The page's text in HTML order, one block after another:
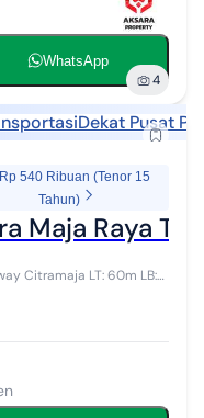
WhatsApp
4
Dekat Pusat
Rp 540 Ribuan (Tenor 15
Tahun)
Maja Raya
LT: 60m LB: